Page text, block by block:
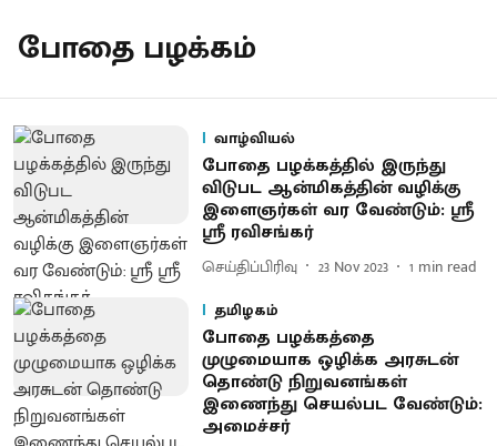
போதை பழக்கம்
வாழ்வியல்
போதை பழக்கத்தில் இருந்து
விடுபட ஆன்மிகத்தின் வழிக்கு
இளைஞர்கள் வர வேண்டும்: ஸ்ரீ
ஸ்ரீ ரவிசங்கர்
செய்திப்பிரிவு 23 Nov 2023 1 min read
தமிழகம்
போதை பழக்கத்தை
முழுமையாக ஒழிக்க அரசுடன்
தொண்டு நிறுவனங்கள்
இணைந்து செயல்பட வேண்டும்:
அமைச்சர்